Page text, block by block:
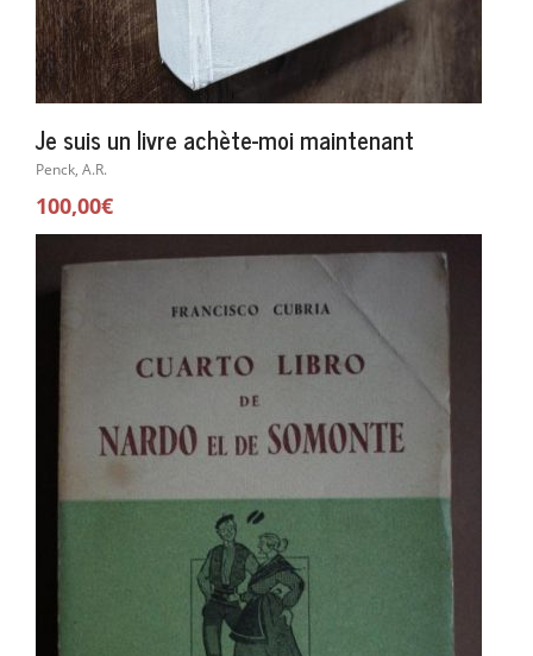
Je suis un livre achète-moi maintenant
Penck, A.R.
100,00€